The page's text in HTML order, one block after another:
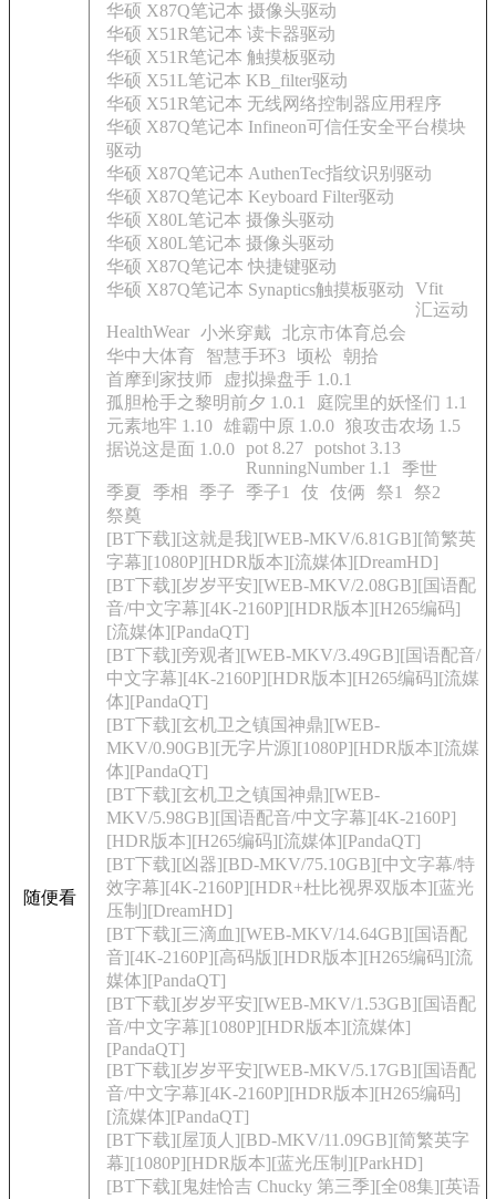
随便看
华硕 X87Q笔记本 摄像头驱动
华硕 X51R笔记本 读卡器驱动
华硕 X51R笔记本 触摸板驱动
华硕 X51L笔记本 KB_filter驱动
华硕 X51R笔记本 无线网络控制器应用程序
华硕 X87Q笔记本 Infineon可信任安全平台模块
驱动
华硕 X87Q笔记本 AuthenTec指纹识别驱动
华硕 X87Q笔记本 Keyboard Filter驱动
华硕 X80L笔记本 摄像头驱动
华硕 X80L笔记本 摄像头驱动
华硕 X87Q笔记本 快捷键驱动
华硕 X87Q笔记本 Synaptics触摸板驱动
Vfit
汇运动
HealthWear 小米穿戴
北京市体育总会
华中大体育
智慧手环3 顷松
朝拾
首摩到家技师
虚拟操盘手 1.0.1
孤胆枪手之黎明前夕 1.0.1
庭院里的妖怪们 1.1
元素地牢 1.10 雄霸中原 1.0.0 狼攻击农场 1.5
据说这是面 1.0.0 pot 8.27 potshot 3.13
RunningNumber 1.1
季世
季夏
季相 季子 季子1 伎 伎俩 祭1
祭2
祭奠
[BT下载][这就是我][WEB-MKV/6.81GB][简繁英
字幕][1080P][HDR版本][流媒体][DreamHD]
[BT下载][岁岁平安][WEB-MKV/2.08GB][国语配
音/中文字幕][4K-2160P][HDR版本][H265编码]
[流媒体][PandaQT]
[BT下载][旁观者][WEB-MKV/3.49GB][国语配音/
中文字幕][4K-2160P][HDR版本][H265编码][流媒
体][PandaQT]
[BT下载][玄机卫之镇国神鼎][WEB-
MKV/0.90GB][无字片源][1080P][HDR版本][流媒
体][PandaQT]
[BT下载][玄机卫之镇国神鼎][WEB-
MKV/5.98GB][国语配音/中文字幕][4K-2160P]
[HDR版本][H265编码][流媒体][PandaQT]
[BT下载][凶器][BD-MKV/75.10GB][中文字幕/特
效字幕][4K-2160P][HDR+杜比视界双版本][蓝光
压制][DreamHD]
[BT下载][三滴血][WEB-MKV/14.64GB][国语配
音][4K-2160P][高码版][HDR版本][H265编码][流
媒体][PandaQT]
[BT下载][岁岁平安][WEB-MKV/1.53GB][国语配
音/中文字幕][1080P][HDR版本][流媒体]
[PandaQT]
[BT下载][岁岁平安][WEB-MKV/5.17GB][国语配
音/中文字幕][4K-2160P][HDR版本][H265编码]
[流媒体][PandaQT]
[BT下载][屋顶人][BD-MKV/11.09GB][简繁英字
幕][1080P][HDR版本][蓝光压制][ParkHD]
[BT下载][鬼娃恰吉 Chucky 第三季][全08集][英语